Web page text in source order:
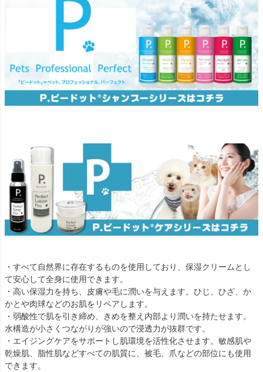
・すべて自然界に存在するものを使用しており、保湿クリームとし
て安心して全身に使用できます。
・高い保湿力を持ち、皮膚や毛に潤いを与えます。ひじ、ひざ、か
かとや肉球などのお肌をリペアします。
・弱酸性で肌を引き締め、きめを整え内部より潤いを持たせます。
水構造が小さくつながりが強いので浸透力が抜群です。
・エイジングケアをサポートし肌環境を活性化させます。敏感肌や
乾燥肌、脂性肌などすべての肌質に、被毛、爪などの部位にも使用
できます。